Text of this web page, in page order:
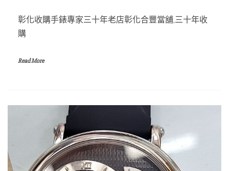
彰化收購手錶專家三十年老店彰化合豐當舖,三十年收
購
Read More